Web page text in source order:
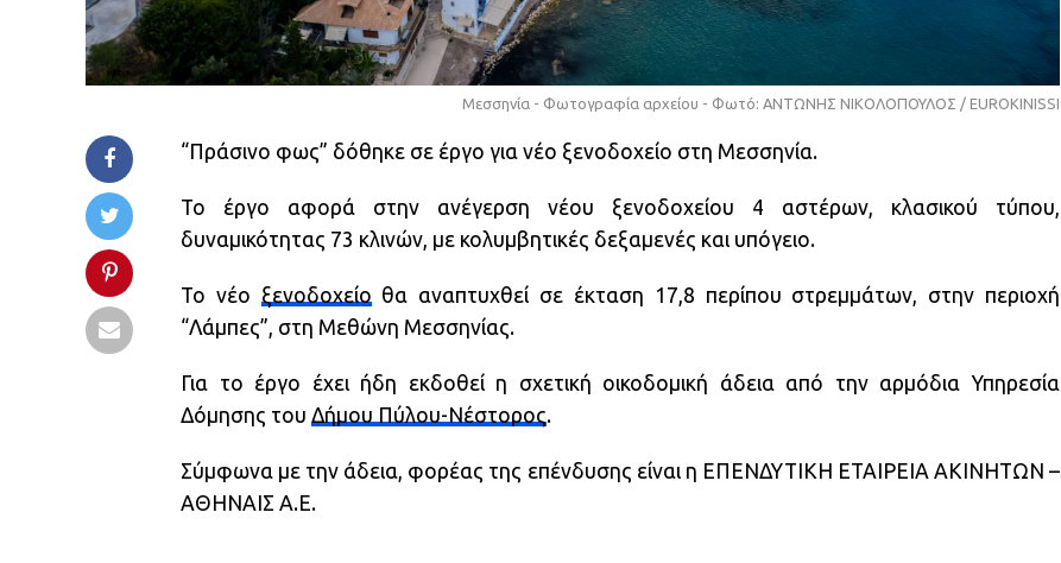
Μεσσηνία - Φωτογραφία αρχείου - Φωτό: ΑΝΤΩΝΗΣ ΝΙΚΟΛΟΠΟΥΛΟΣ / EUROKINISSI
“Πράσινο φως” δόθηκε σε έργο για νέο ξενοδοχείο στη Μεσσηνία.
Το έργο αφορά στην ανέγερση νέου ξενοδοχείου 4 αστέρων, κλασικού τύπου,
δυναμικότητας 73 κλινών, με κολυμβητικές δεξαμενές και υπόγειο.
Το νέο ξενοδοχείο θα αναπτυχθεί σε έκταση 17,8 περίπου στρεμμάτων, στην περιοχή
“Λάμπες”, στη Μεθώνη Μεσσηνίας.
Για το έργο έχει ήδη εκδοθεί η σχετική οικοδομική άδεια από την αρμόδια Υπηρεσία
Δόμησης του Δήμου Πύλου-Νέστορος.
Σύμφωνα με την άδεια, φορέας της επένδυσης είναι η ΕΠΕΝΔΥΤΙΚΗ ΕΤΑΙΡΕΙΑ ΑΚΙΝΗΤΩΝ –
ΑΘΗΝΑΙΣ Α.Ε.